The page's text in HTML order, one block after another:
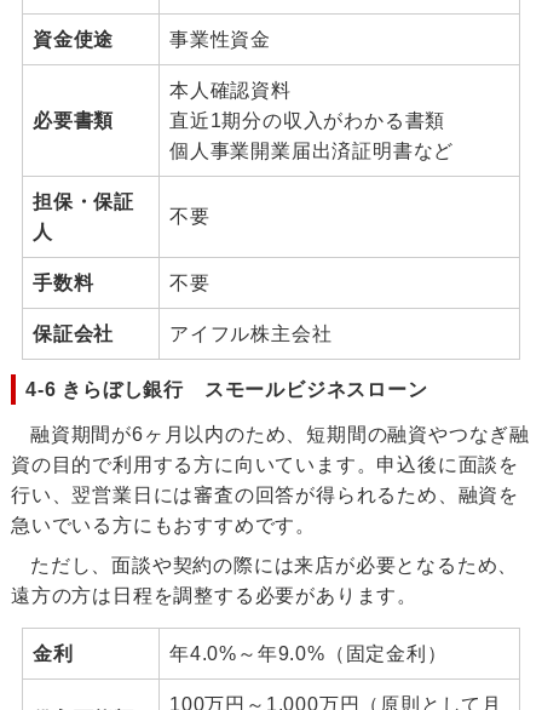
資金使途 事業性資金
必要書類
本人確認資料
直近1期分の収入がわかる書類
個人事業開業届出済証明書など
担保・保証
人
不要
手数料 不要
保証会社 アイフル株主会社
4-6 きらぼし銀行 スモールビジネスローン
融資期間が6ヶ月以内のため、短期間の融資やつなぎ融
資の目的で利用する方に向いています。申込後に面談を
行い、翌営業日には審査の回答が得られるため、融資を
急いでいる方にもおすすめです。
ただし、面談や契約の際には来店が必要となるため、
遠方の方は日程を調整する必要があります。
金利 年4.0%～年9.0%（固定金利）
100万円～1,000万円（原則として月